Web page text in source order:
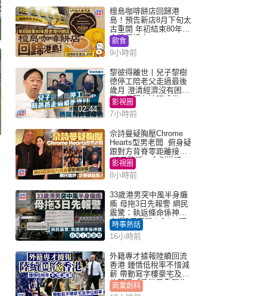
檀島咖啡餅店回歸港
島！預告新店8月下旬太
古重開 年初結束80年歷
史灣仔總店
飲食
9小時前
02:44
黎彼得離世丨兒子黎樹
德停工陪老父走過最後
歲月 澄清經濟沒有困
難：傳聞有誇張成份
影視圈
7小時前
佘詩曼疑胸壓Chrome
Hearts型男老闆 俯身疑
跟對方背脊零距離接觸
網民驚呼：企側邊唔
得？
影視圈
8小時前
33歲港男突中風半身癱
瘓 母拖3日先報警 網民
震驚：執返條命係神蹟
自爆2個惡習｜Juicy叮
時事熱話
16小時前
外籍專才據報陸續回流
香港 鍾情低稅率不惜減
薪 帶動寫字樓豪宅及學
位競爭「香港已重現生
機」
商業創科